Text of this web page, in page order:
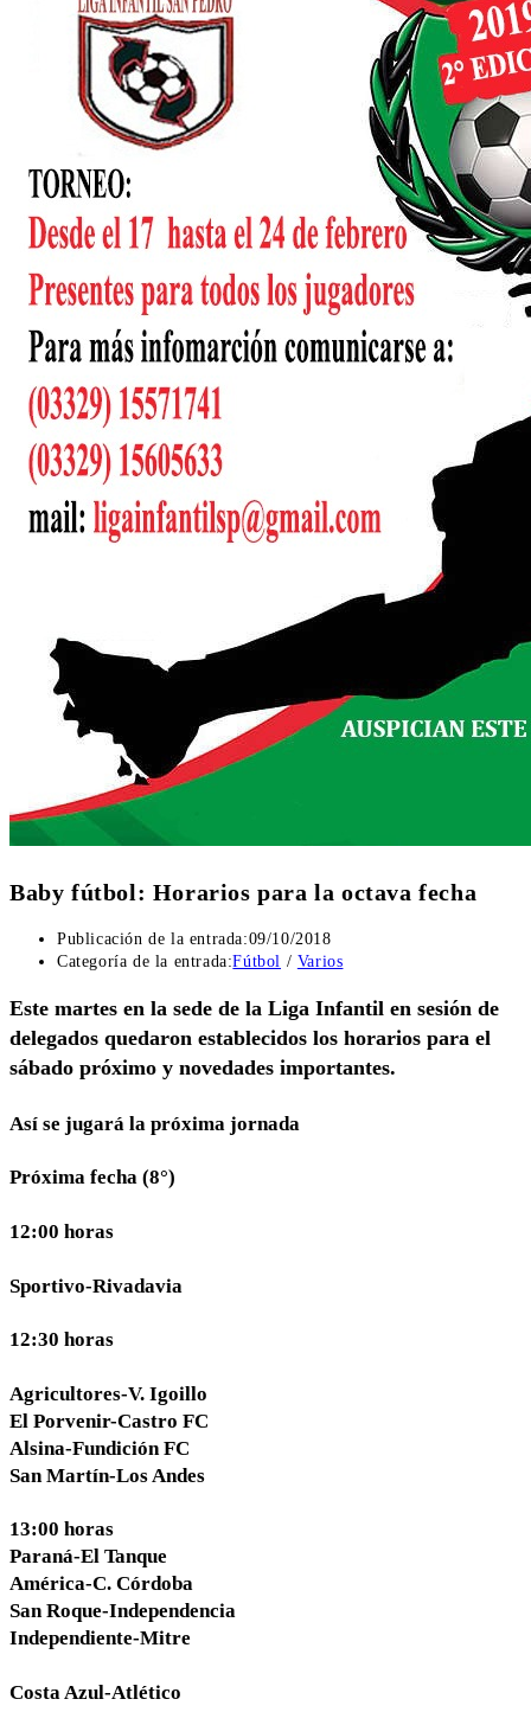
Baby fútbol: Horarios para la octava fecha
Publicación de la entrada:09/10/2018
Categoría de la entrada:Fútbol / Varios
Este martes en la sede de la Liga Infantil en sesión de
delegados quedaron establecidos los horarios para el
sábado próximo y novedades importantes.
Así se jugará la próxima jornada
Próxima fecha (8°)
12:00 horas
Sportivo-Rivadavia
12:30 horas
Agricultores-V. Igoillo
El Porvenir-Castro FC
Alsina-Fundición FC
San Martín-Los Andes
13:00 horas
Paraná-El Tanque
América-C. Córdoba
San Roque-Independencia
Independiente-Mitre
Costa Azul-Atlético